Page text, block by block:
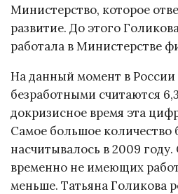
Министерство, которое
развитие. До этого
работала в Министерстве
На данный момент в
безработными считаются
докризисное время эта
Самое большое количество
насчитывалось в 2009
временно не имеющих
меньше. Татьяна Голикова